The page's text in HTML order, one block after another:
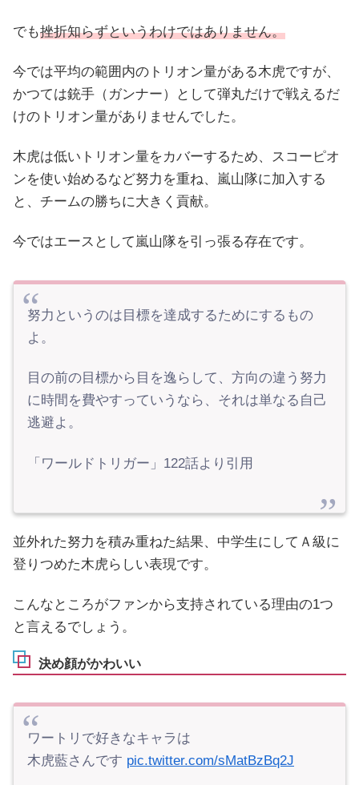
でも挫折知らずというわけではありません。
今では平均の範囲内のトリオン量がある木虎ですが、
かつては銃手（ガンナー）として弾丸だけで戦えるだ
けのトリオン量がありませんでした。
木虎は低いトリオン量をカバーするため、スコーピオ
ンを使い始めるなど努力を重ね、嵐山隊に加入する
と、チームの勝ちに大きく貢献。
今ではエースとして嵐山隊を引っ張る存在です。
努力というのは目標を達成するためにするもの
よ。
目の前の目標から目を逸らして、方向の違う努力
に時間を費やすっていうなら、それは単なる自己
逃避よ。
「ワールドトリガー」122話より引用
並外れた努力を積み重ねた結果、中学生にしてＡ級に
登りつめた木虎らしい表現です。
こんなところがファンから支持されている理由の1つ
と言えるでしょう。
決め顔がかわいい
ワートリで好きなキャラは
木虎藍さんです pic.twitter.com/sMatBzBq2J